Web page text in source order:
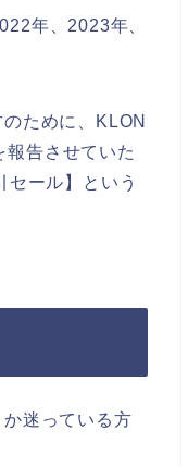
年、2023年、
ために、KLON
告させていた
ール】という
迷っている方